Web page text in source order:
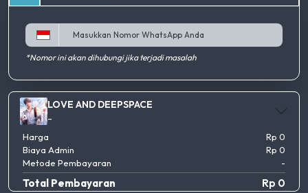
*Nomor ini akan dihubungi jika terjadi masalah
LOVE AND DEEPSPACE
-
Harga
Rp 0
Biaya Admin
Rp 0
Metode Pembayaran
-
Total Pembayaran Rp 0